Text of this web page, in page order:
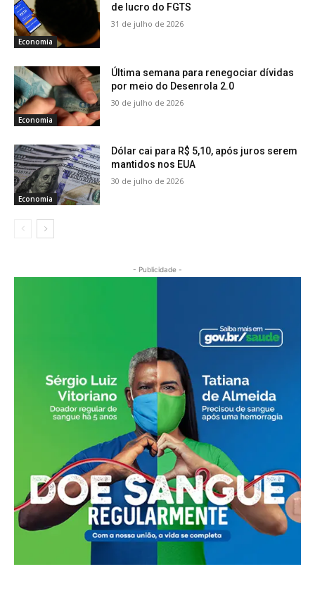
Economia
de lucro do FGTS
31 de julho de 2026
Economia
Última semana para renegociar dívidas
por meio do Desenrola 2.0
30 de julho de 2026
Economia
Dólar cai para R$ 5,10, após juros serem
mantidos nos EUA
30 de julho de 2026
- Publicidade -